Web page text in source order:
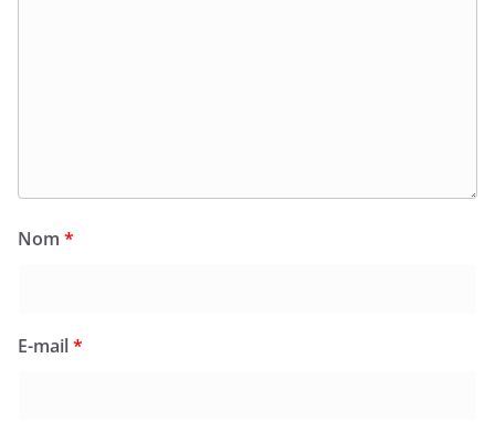
Nom *
E-mail*